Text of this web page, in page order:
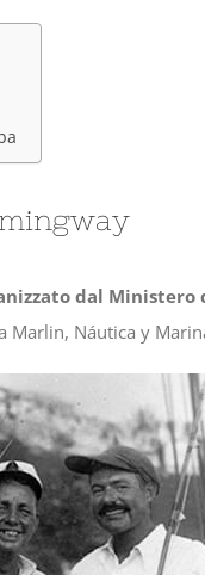
dal Ministero
Marlin, Náutica y